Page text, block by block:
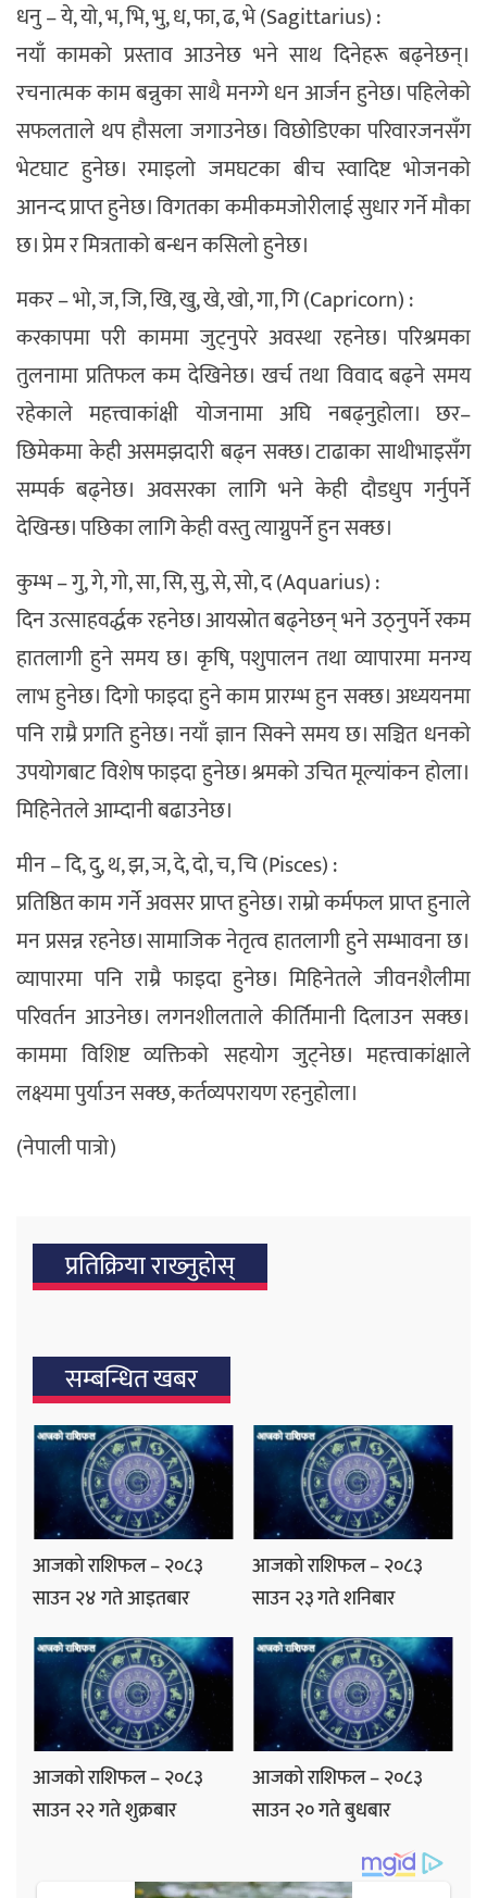
धनु – ये, यो, भ, भि, भु, ध, फा, ढ, भे (Sagittarius) :
नयाँ कामको प्रस्ताव आउनेछ भने साथ दिनेहरू बढ्नेछन्।
रचनात्मक काम बन्नुका साथै मनग्गे धन आर्जन हुनेछ। पहिलेको
सफलताले थप हौसला जगाउनेछ। विछोडिएका परिवारजनसँग
भेटघाट हुनेछ। रमाइलो जमघटका बीच स्वादिष्ट भोजनको
आनन्द प्राप्त हुनेछ। विगतका कमीकमजोरीलाई सुधार गर्ने मौका
छ। प्रेम र मित्रताको बन्धन कसिलो हुनेछ।
मकर – भो, ज, जि, खि, खु, खे, खो, गा, गि (Capricorn) :
करकापमा परी काममा जुट्नुपरे अवस्था रहनेछ। परिश्रमका
तुलनामा प्रतिफल कम देखिनेछ। खर्च तथा विवाद बढ्ने समय
रहेकाले महत्त्वाकांक्षी योजनामा अघि नबढ्नुहोला। छर–
छिमेकमा केही असमझदारी बढ्न सक्छ। टाढाका साथीभाइसँग
सम्पर्क बढ्नेछ। अवसरका लागि भने केही दौडधुप गर्नुपर्ने
देखिन्छ। पछिका लागि केही वस्तु त्याग्नुपर्ने हुन सक्छ।
कुम्भ – गु, गे, गो, सा, सि, सु, से, सो, द (Aquarius) :
दिन उत्साहवर्द्धक रहनेछ। आयस्रोत बढ्नेछन् भने उठ्नुपर्ने रकम
हातलागी हुने समय छ। कृषि, पशुपालन तथा व्यापारमा मनग्य
लाभ हुनेछ। दिगो फाइदा हुने काम प्रारम्भ हुन सक्छ। अध्ययनमा
पनि राम्रै प्रगति हुनेछ। नयाँ ज्ञान सिक्ने समय छ। सञ्चित धनको
उपयोगबाट विशेष फाइदा हुनेछ। श्रमको उचित मूल्यांकन होला।
मिहिनेतले आम्दानी बढाउनेछ।
मीन – दि, दु, थ, झ, ञ, दे, दो, च, चि (Pisces) :
प्रतिष्ठित काम गर्ने अवसर प्राप्त हुनेछ। राम्रो कर्मफल प्राप्त हुनाले
मन प्रसन्न रहनेछ। सामाजिक नेतृत्व हातलागी हुने सम्भावना छ।
व्यापारमा पनि राम्रै फाइदा हुनेछ। मिहिनेतले जीवनशैलीमा
परिवर्तन आउनेछ। लगनशीलताले कीर्तिमानी दिलाउन सक्छ।
काममा विशिष्ट व्यक्तिको सहयोग जुट्नेछ। महत्त्वाकांक्षाले
लक्ष्यमा पुर्याउन सक्छ, कर्तव्यपरायण रहनुहोला।
(नेपाली पात्रो)
प्रतिक्रिया राख्‍नुहोस्
सम्बन्धित खबर
आजको राशिफल – २०८३
साउन २४ गते आइतबार
आजको राशिफल – २०८३
साउन २३ गते शनिबार
आजको राशिफल – २०८३
साउन २२ गते शुक्रबार
आजको राशिफल – २०८३
साउन २० गते बुधबार